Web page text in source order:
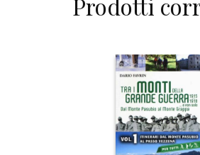
Prodotti